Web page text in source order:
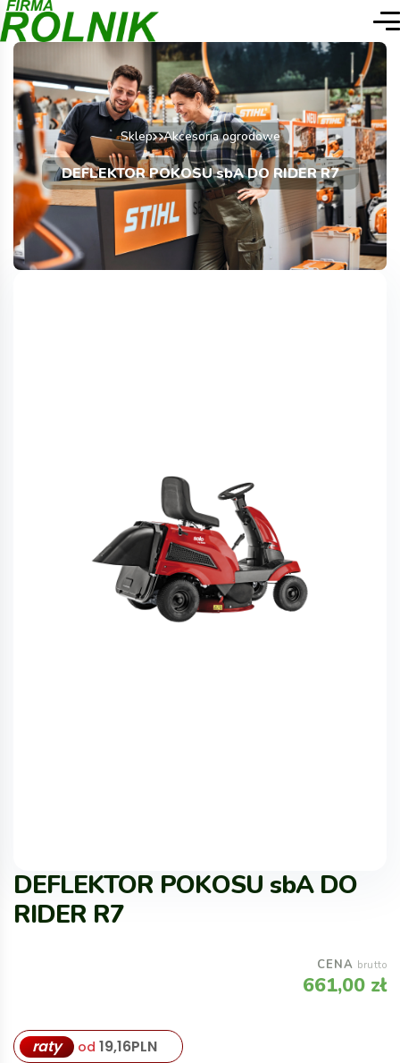
Sklep Akcesoria ogrodowe
DEFLEKTOR POKOSU sbA DO RIDER R7
DEFLEKTOR POKOSU sbA DO
RIDER R7
CENA brutto
661,00 zł
raty od 19,16PLN